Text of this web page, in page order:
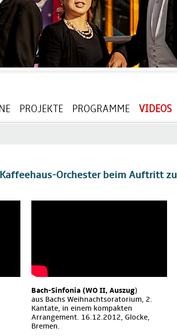
PROJEKTE PROGRAMME VIDEOS
Orchester beim Auftritt zu
Bach-Sinfonia (WO II, Auszug)
aus Bachs Weihnachtsoratorium, 2.
Kantate, in einem kompakten
Arrangement. 16.12.2012, Glocke,
Bremen.